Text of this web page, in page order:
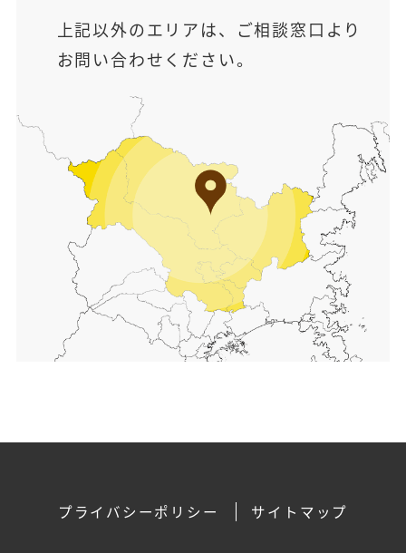
上記以外のエリアは、ご相談窓口より
お問い合わせください。
プライバシーポリシー サイトマップ